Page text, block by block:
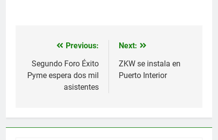
Navegación
de
entradas
Previous:
Segundo Foro Éxito
Pyme espera dos mil
asistentes
Next:
ZKW se instala en
Puerto Interior